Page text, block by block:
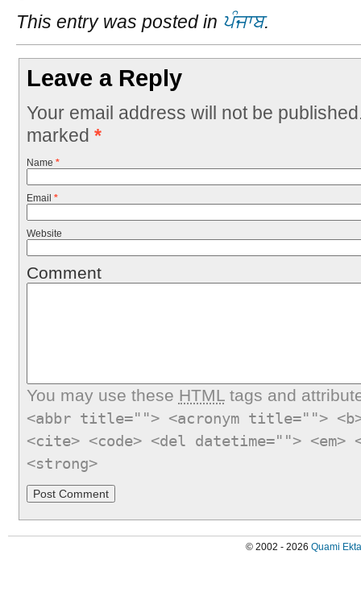
This entry was posted in ਪੰਜਾਬ.
Leave a Reply
Your email address will not be
marked *
Name *
Email *
Website
Comment
You may use these HTMLtags and
<abbr title=""> <acronym title="">
<cite> <code> <del datetime="">
<strong>
© 2002 - 2026 Quami